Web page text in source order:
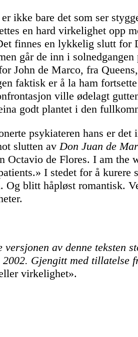
ikke bare det som ser
en hard virkelighet opp
finnes en lykkelig slutt for
går de inn i
John de Marco, fra
faktisk er å la ham
ville ødelagt
godt plantet i den
psykiateren hans er
slutten avDon Juan de
Octavio de Flores. I am the
I stedet for å
Og blitt håpløst romantisk.
versjonen av denne teksten
2002. Gjengitt med tillatelse
virkelighet».